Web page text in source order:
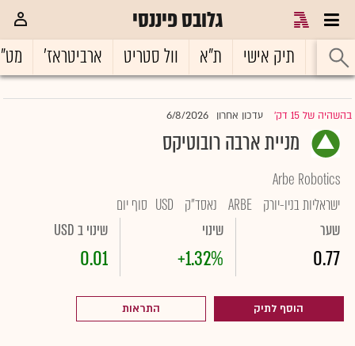
גלובס פיננסי
ראשי תיק אישי ת"א וול סטריט ארביטראז'
בהשהיה של 15 דק' |עדכון אחרון 6/8/2026
מניית ארבה רובוטיקס
Arbe Robotics
ישראליות בניו-יורק ARBE נאסד"ק USD סוף יום
שער
0.77
שינוי
+1.32%
שינוי ב USD
0.01
הוסף לתיק התראות